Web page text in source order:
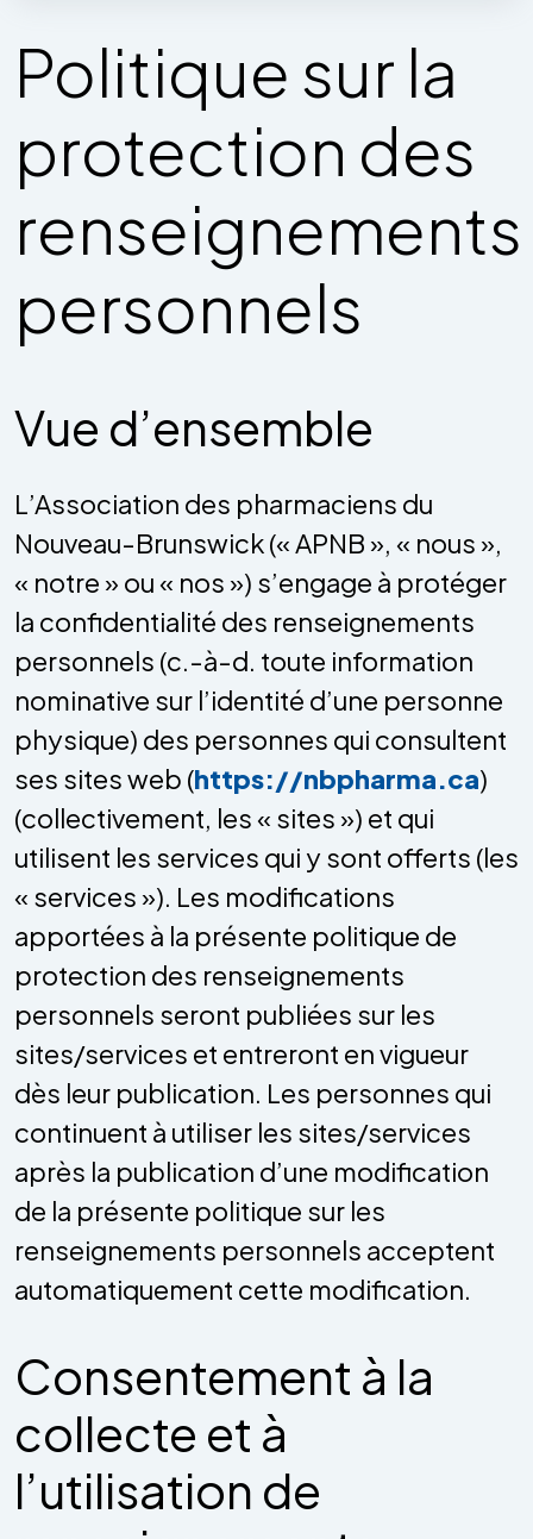
Politique sur la
protection des
renseignements
personnels
Vue d’ensemble
L’Association des pharmaciens du
Nouveau-Brunswick (« APNB », « nous »,
« notre » ou « nos ») s’engage à protéger
la confidentialité des renseignements
personnels (c.-à-d. toute information
nominative sur l’identité d’une personne
physique) des personnes qui consultent
ses sites web (https://nbpharma.ca)
(collectivement, les « sites ») et qui
utilisent les services qui y sont offerts (les
« services »). Les modifications
apportées à la présente politique de
protection des renseignements
personnels seront publiées sur les
sites/services et entreront en vigueur
dès leur publication. Les personnes qui
continuent à utiliser les sites/services
après la publication d’une modification
de la présente politique sur les
renseignements personnels acceptent
automatiquement cette modification.
Consentement à la
collecte et à
l’utilisation de